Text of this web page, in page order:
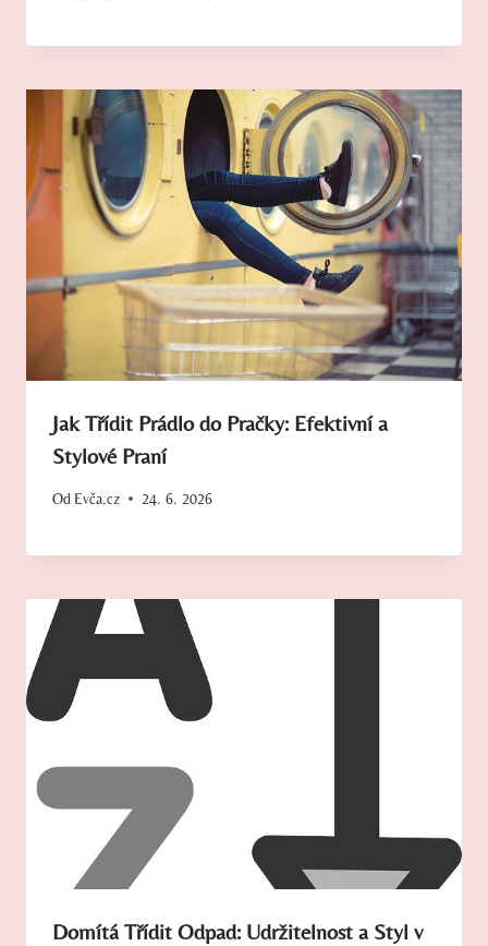
Jak Třídit Prádlo do Pračky: Efektivní a
Stylové Praní
Od Evča.cz 24. 6. 2026
Domítá Třídit Odpad: Udržitelnost a Styl v